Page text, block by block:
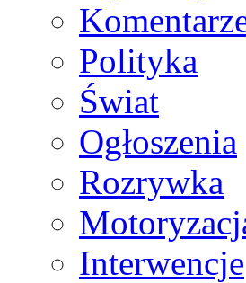
Polityka
Świat
Ogłoszenia
Rozrywka
Interwencje